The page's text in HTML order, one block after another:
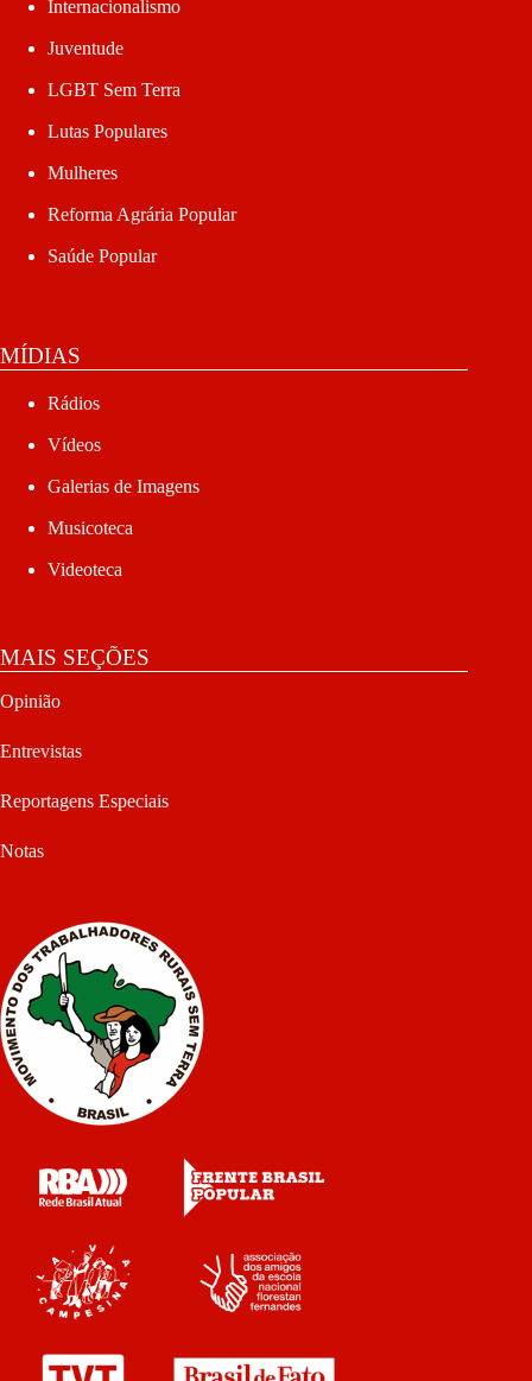
Internacionalismo
Juventude
LGBT Sem Terra
Lutas Populares
Mulheres
Reforma Agrária Popular
Saúde Popular
MÍDIAS
Rádios
Vídeos
Galerias de Imagens
Musicoteca
Videoteca
MAIS SEÇÕES
Opinião
Entrevistas
Reportagens Especiais
Notas